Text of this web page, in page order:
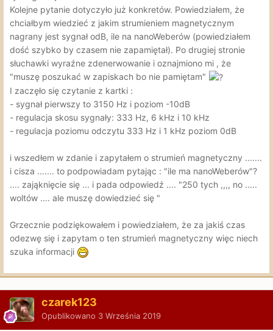
Kolejne pytanie dotyczyło już konkretów. Powiedziałem, że
chciałbym wiedzieć z jakim strumieniem magnetycznym
nagrany jest sygnał odB, ile na nanoWeberów (powiedziałem
dość szybko by czasem nie zapamiętał). Po drugiej stronie
słuchawki wyraźne zdenerwowanie i oznajmiono mi , że
"muszę poszukać w zapiskach bo nie pamiętam"
I zaczęło się czytanie z kartki :
- sygnał pierwszy to 3150 Hz i poziom -10dB
- regulacja skosu sygnały: 333 Hz, 6 kHz i 10 kHz
- regulacja poziomu odczytu 333 Hz i 1 kHz poziom 0dB
i wszedłem w zdanie i zapytałem o strumień magnetyczny .......
i cisza ....... to podpowiadam pytając : "ile ma nanoWeberów"?
.... zająknięcie się ... i pada odpowiedź .... "250 tych ,,,, no .....
woltów .... ale muszę dowiedzieć się "
Grzecznie podziękowałem i powiedziałem, że za jakiś czas
odezwę się i zapytam o ten strumień magnetyczny więc niech
szuka informacji
czarek123
Opublikowano 3 Września 2019